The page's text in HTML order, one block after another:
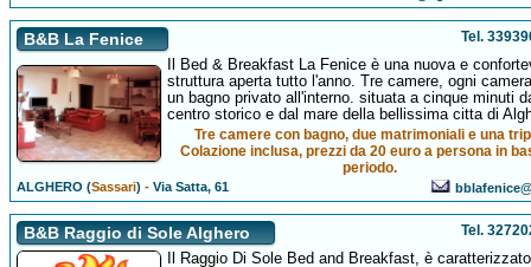
B&B La Fenice Tel.
Il Bed & Breakfast La Fenice è una nuova e
struttura aperta tutto l'anno. Tre camere, ogni
un bagno privato all'interno. situata a cinque minuti
centro storico e dal mare della bellissima citta di
Tre camere con bagno, due matrimoniali e una
Colazione inclusa, prezzi da 20 euro a persona in
periodo.
ALGHERO (Sassari) -Via Satta, 61
B&B Raggio di Sole Alghero Tel.
Il Raggio Di Sole Bed and Breakfast, è